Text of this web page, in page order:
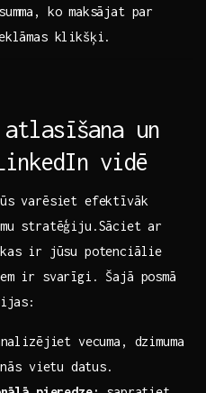
ko ⁢maksājat ⁣par
klikšķi.
un
vidē
varēsiet efektīvāk
stratēģiju.Sāciet ar
​ir jūsu potenciālie
ir svarīgi. Šajā posmā
vecuma, dzimuma
vietu ⁤datus.